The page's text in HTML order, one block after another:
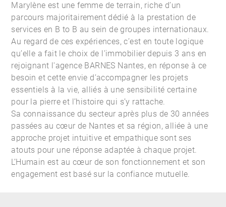
Marylène est une femme de terrain, riche d’un
parcours majoritairement dédié à la prestation de
services en B to B au sein de groupes internationaux.
Au regard de ces expériences, c’est en toute logique
qu’elle a fait le choix de l’immobilier depuis 3 ans en
rejoignant l'agence BARNES Nantes, en réponse à ce
besoin et cette envie d’accompagner les projets
essentiels à la vie, alliés à une sensibilité certaine
pour la pierre et l’histoire qui s’y rattache.
Sa connaissance du secteur après plus de 30 années
passées au cœur de Nantes et sa région, alliée à une
approche projet intuitive et empathique sont ses
atouts pour une réponse adaptée à chaque projet.
L’Humain est au cœur de son fonctionnement et son
engagement est basé sur la confiance mutuelle.